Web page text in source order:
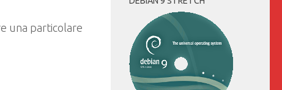
una particolare